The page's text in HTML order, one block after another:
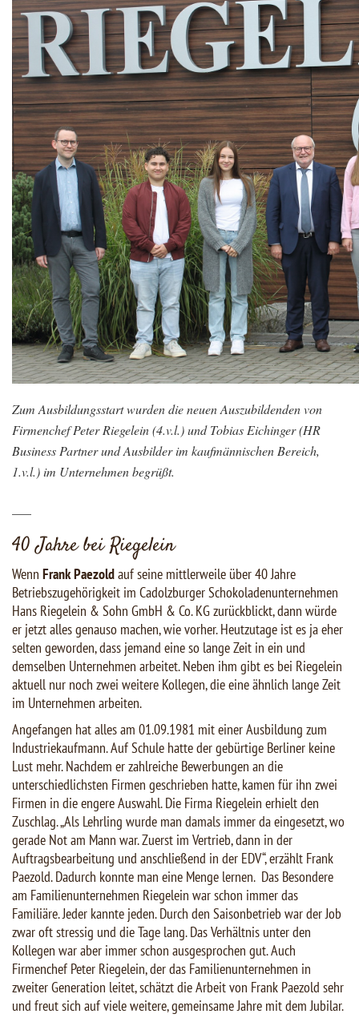
Zum Ausbildungsstart wurden die neuen Auszubildenden von
Firmenchef Peter Riegelein (4.v.l.) und Tobias Eichinger (HR
Business Partner und Ausbilder im kaufmännischen Bereich,
1.v.l.) im Unternehmen begrüßt.
40 Jahre bei Riegelein
Wenn Frank Paezoldauf seine mittlerweile über 40 Jahre
Betriebszugehörigkeit im Cadolzburger Schokoladenunternehmen
Hans Riegelein & Sohn GmbH & Co. KG zurückblickt, dann würde
er jetzt alles genauso machen, wie vorher. Heutzutage ist es ja eher
selten geworden, dass jemand eine so lange Zeit in ein und
demselben Unternehmen arbeitet. Neben ihm gibt es bei Riegelein
aktuell nur noch zwei weitere Kollegen, die eine ähnlich lange Zeit
im Unternehmen arbeiten.
Angefangen hat alles am 01.09.1981 mit einer Ausbildung zum
Industriekaufmann. Auf Schule hatte der gebürtige Berliner keine
Lust mehr. Nachdem er zahlreiche Bewerbungen an die
unterschiedlichsten Firmen geschrieben hatte, kamen für ihn zwei
Firmen in die engere Auswahl. Die Firma Riegelein erhielt den
Zuschlag. „Als Lehrling wurde man damals immer da eingesetzt, wo
gerade Not am Mann war. Zuerst im Vertrieb, dann in der
Auftragsbearbeitung und anschließend in der EDV“, erzählt Frank
Paezold. Dadurch konnte man eine Menge lernen. Das Besondere
am Familienunternehmen Riegelein war schon immer das
Familiäre. Jeder kannte jeden. Durch den Saisonbetrieb war der Job
zwar oft stressig und die Tage lang. Das Verhältnis unter den
Kollegen war aber immer schon ausgesprochen gut. Auch
Firmenchef Peter Riegelein, der das Familienunternehmen in
zweiter Generation leitet, schätzt die Arbeit von Frank Paezold sehr
und freut sich auf viele weitere, gemeinsame Jahre mit dem Jubilar.